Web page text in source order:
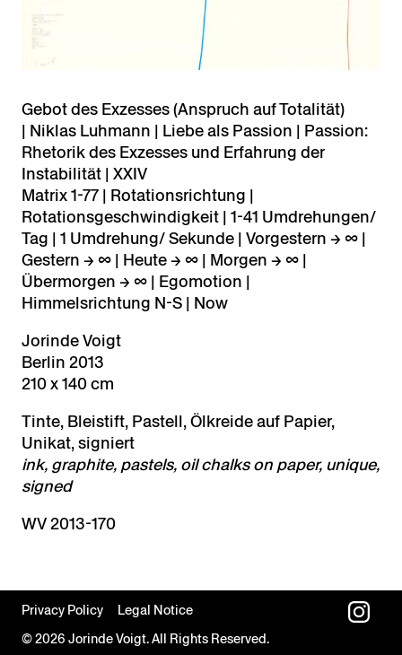
Gebot des Exzesses (Anspruch auf Totalität)
| Niklas Luhmann | Liebe als Passion | Passion:
Rhetorik des Exzesses und Erfahrung der
Instabilität | XXIV
Matrix 1-77 | Rotationsrichtung |
Rotationsgeschwindigkeit | 1-41 Umdrehungen/
Tag | 1 Umdrehung/ Sekunde | Vorgestern → ∞ |
Gestern → ∞ | Heute → ∞ | Morgen → ∞ |
Übermorgen → ∞ | Egomotion |
Himmelsrichtung N-S | Now
Jorinde Voigt
Berlin 2013
210 x 140 cm
Tinte, Bleistift, Pastell, Ölkreide auf Papier,
Unikat, signiert
ink, graphite, pastels, oil chalks on paper, unique,
signed
WV 2013-170
Privacy Policy
Legal Notice
© 2026 Jorinde Voigt. All Rights Reserved.